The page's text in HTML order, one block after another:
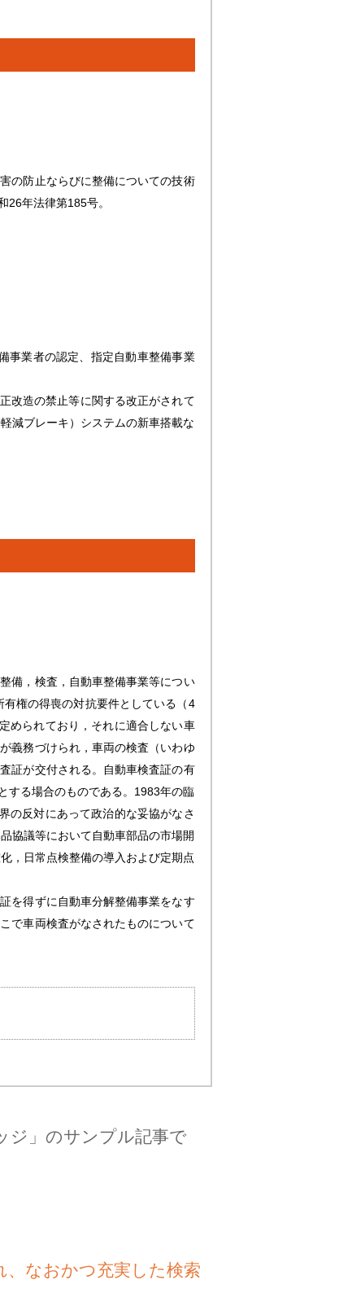
の防止ならびに整備についての技術
年法律第185号。
事業者の認定、指定自動車整備事業
改造の禁止等に関する改正がされて
減ブレーキ）システムの新車搭載な
備，検査，自動車整備事業等につい
権の得喪の対抗要件としている（4
められており，それに適合しない車
義務づけられ，車両の検査（いわゆ
証が交付される。自動車検査証の有
する場合のものである。1983年の臨
の反対にあって政治的な妥協がなさ
協議等において自動車部品の市場開
，日常点検整備の導入および定期点
を得ずに自動車分解整備事業をなす
で車両検査がなされたものについて
ジ」のサンプル記事で
、なおかつ充実した検索